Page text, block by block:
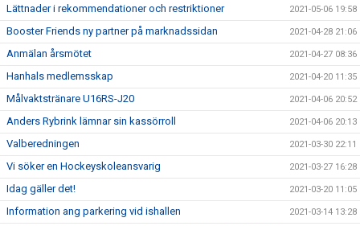
Lättnader i rekommendationer och restriktioner 2021-05-06 19:58
Booster Friends ny partner på marknadssidan 2021-04-28 21:06
Anmälan årsmötet 2021-04-27 08:36
Hanhals medlemsskap 2021-04-20 11:35
Målvaktstränare U16RS-J20 2021-04-06 20:52
Anders Rybrink lämnar sin kassörroll 2021-04-06 20:13
Valberedningen 2021-03-30 22:11
Vi söker en Hockeyskoleansvarig 2021-03-27 16:28
Idag gäller det! 2021-03-20 11:05
Information ang parkering vid ishallen 2021-03-14 13:28